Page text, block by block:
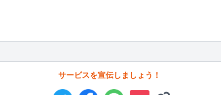
サービスを宣伝しましょう！